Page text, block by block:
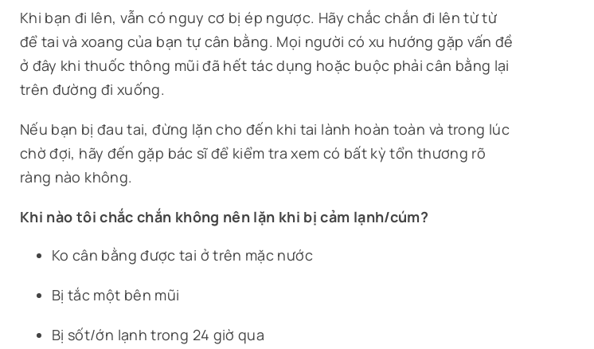
Khi bạn đi lên, vẫn có nguy cơ bị ép ngược. Hãy chắc chắn đi lên từ từ
để tai và xoang của bạn tự cân bằng. Mọi người có xu hướng gặp vấn đề
ở đây khi thuốc thông mũi đã hết tác dụng hoặc buộc phải cân bằng lại
trên đường đi xuống.
Nếu bạn bị đau tai, đừng lặn cho đến khi tai lành hoàn toàn và trong lúc
chờ đợi, hãy đến gặp bác sĩ để kiểm tra xem có bất kỳ tổn thương rõ
ràng nào không.
Khi nào tôi chắc chắn không nên lặn khi bị cảm lạnh/cúm?
Ko cân bằng được tai ở trên mặc nước
Bị tắc một bên mũi
Bị sốt/ớn lạnh trong 24 giờ qua